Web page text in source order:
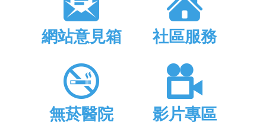
網站意見箱 社區服務
無菸醫院 影片專區